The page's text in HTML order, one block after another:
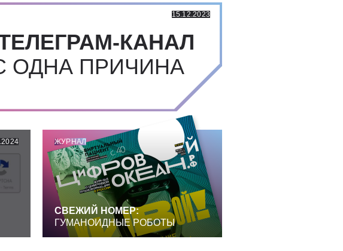
15.12.2023
КАНАЛ
ОДНА ПРИЧИНА
ЖУРНАЛ
СВЕЖИЙ НОМЕР:
ГУМАНОИДНЫЕ РОБОТЫ